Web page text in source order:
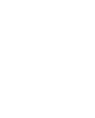
En la parte
dicho retablo y
relacionado con
relacionado con